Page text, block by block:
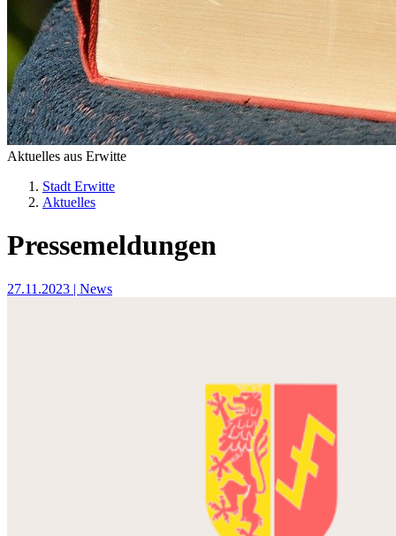
Aktuelles aus Erwitte
Stadt Erwitte
Aktuelles
Pressemeldungen
27.11.2023 | News